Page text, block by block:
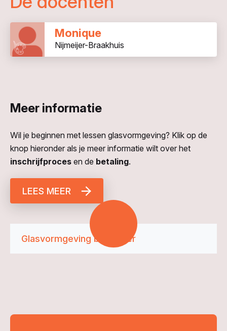
Monique
Nijmeijer-Braakhuis
Meer informatie
Wil je beginnen met lessen glasvormgeving? Klik op de
knop hieronder als je meer informatie wilt over het
inschrijfproces en de betaling.
LEES MEER
Glasvormgeving bij Kaliber